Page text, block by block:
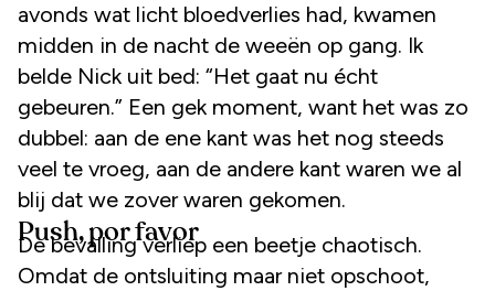
avonds wat licht bloedverlies had, kwamen
midden in de nacht de weeën op gang. Ik
belde Nick uit bed: “Het gaat nu écht
gebeuren.” Een gek moment, want het was zo
dubbel: aan de ene kant was het nog steeds
veel te vroeg, aan de andere kant waren we al
blij dat we zover waren gekomen.
Push, por favor
De bevalling verliep een beetje chaotisch.
Omdat de ontsluiting maar niet opschoot,